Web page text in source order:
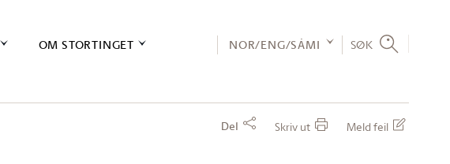
OM STORTINGET NOR/ENG/SÁMI SØK
Del Skriv ut Meld feil